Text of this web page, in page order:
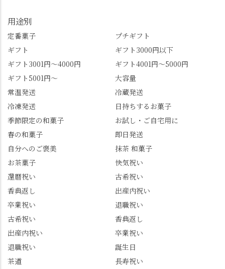
すめ品ばかりです。よ
かったらぜひこの機会
北川🍡 住所 長岡京市う
ぐいす台1-3 TEL 075-
954-0400 営業時間 10:00
@mizuha_kitagawa #セン
ス長岡京 #SENSE長岡
京公式アンバサダー #み
ずは北川 私のアカウン
グルメをメインに発
信。お店選びの参考な
どにご利用いただける
の情報を詳しく知りた
い人は、下記アカウン
トもあわせてチェック
景、もっと知られてほ
しい！ 🍋締めは「みず
話題のレモンわらび餅
と、夏季限定・竹筒入
り水ようかん「清竹」
んな大満足の笑顔😋 さ
らに日高さんから、な
かの邸の珈琲パックと
小倉山荘のお菓子のサ
で🎁最後の最後まで"お
もてなし"の心を教えて
いただきました。 プロ
ドライバーならではの
ルート取り、駐車場事
情、お客様を飽きさせ
ない語り口…。楽しみ
ながら学びっぱなしの
のガイド活動にしっか
用途別
定番菓子
プチギフト
ギフト
ギフト3000円以下
ギフト3001円～4000円
ギフト4001円～5000円
ギフト5001円～
大容量
常温発送
冷蔵発送
冷凍発送
日持ちするお菓子
季節限定の和菓子
お試し・ご自宅用に
春の和菓子
即日発送
自分へのご褒美
抹茶 和菓子
お茶菓子
快気祝い
還暦祝い
古希祝い
香典返し
出産内祝い
卒業祝い
退職祝い
古希祝い
香典返し
出産内祝い
卒業祝い
退職祝い
誕生日
茶道
長寿祝い